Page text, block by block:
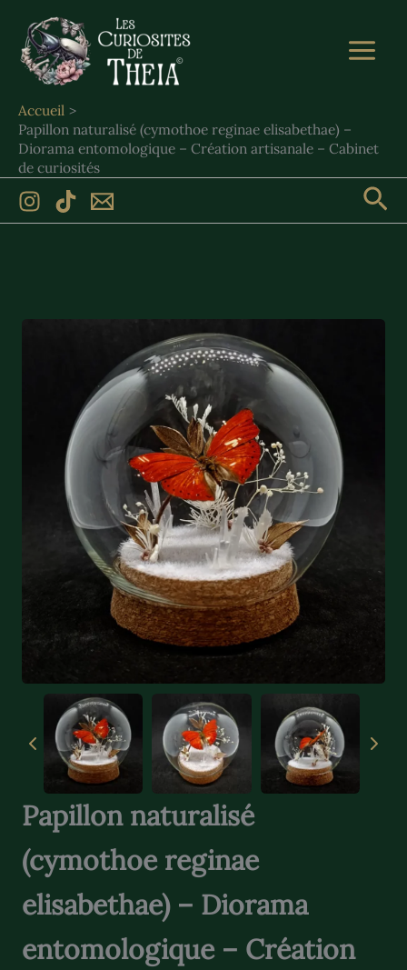
contenu
Accueil
Papillon naturalisé (cymothoe reginae elisabethae) –
Diorama entomologique – Création artisanale – Cabinet
de curiosités
Papillon naturalisé
(cymothoe reginae
elisabethae) – Diorama
entomologique – Création